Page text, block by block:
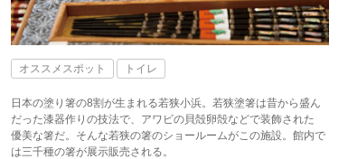
オススメスポット トイレ
日本の塗り箸の8割が生まれる若狭小浜。若狭塗箸は昔から盛ん
だった漆器作りの技法で、アワビの貝殻卵殻などで装飾された
優美な箸だ。そんな若狭の箸のショールームがこの施設。館内で
は三千種の箸が展示販売される。